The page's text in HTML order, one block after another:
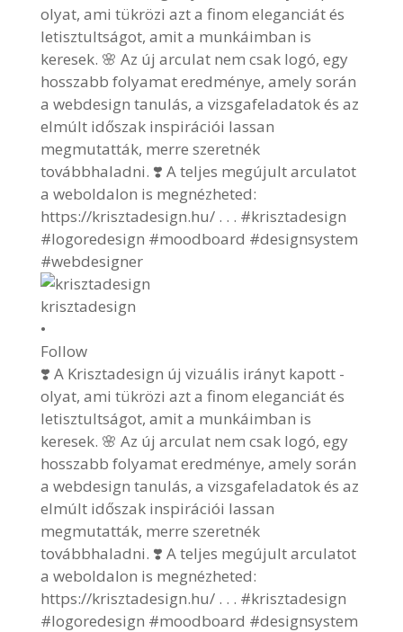
krisztadesign
•
Follow
❣️ A Krisztadesign új vizuális irányt kapott -
olyat, ami tükrözi azt a finom eleganciát és
letisztultságot, amit a munkáimban is
keresek. 🌸 Az új arculat nem csak logó, egy
hosszabb folyamat eredménye, amely során
a webdesign tanulás, a vizsgafeladatok és az
elmúlt időszak inspirációi lassan
megmutatták, merre szeretnék
továbbhaladni. ❣️ A teljes megújult arculatot
a weboldalon is megnézheted:
https://krisztadesign.hu/ . . . #krisztadesign
#logoredesign #moodboard #designsystem